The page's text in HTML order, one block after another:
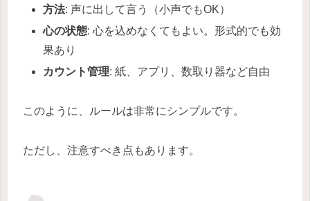
方法: 声に出して言う（小声でもOK）
心の状態: 心を込めなくてもよい。形式的でも効
果あり
カウント管理: 紙、アプリ、数取り器など自由
このように、ルールは非常にシンプルです。
ただし、注意すべき点もあります。